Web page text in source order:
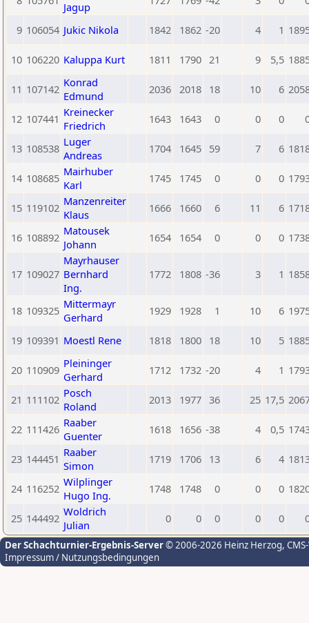
Jagup
9 106054 Jukic Nikola 1842 1862 -20 4 1
10 106220 Kaluppa Kurt 1811 1790 21 9 5,5
11 107142 Konrad
Edmund
2036 2018 18 10 6
12 107441 Kreinecker
Friedrich
1643 1643 0 0 0
13 108538 Luger
Andreas
1704 1645 59 7 6
14 108685 Mairhuber
Karl
1745 1745 0 0 0
15 119102 Manzenreiter
Klaus
1666 1660 6 11 6
16 108892 Matousek
Johann
1654 1654 0 0 0
17 109027
Mayrhauser
Bernhard
Ing.
1772 1808 -36 3 1
18 109325 Mittermayr
Gerhard
1929 1928 1 10 6
19 109391 Moestl Rene 1818 1800 18 10 5
20 110909 Pleininger
Gerhard
1712 1732 -20 4 1
21 111102 Posch
Roland
2013 1977 36 25 17,5
22 111426 Raaber
Guenter
1618 1656 -38 4 0,5
23 144451 Raaber
Simon
1719 1706 13 6 4
24 116252 Wilplinger
Hugo Ing.
1748 1748 0 0 0
25 144492 Woldrich
Julian
0 0 0 0 0
Der Schachturnier-Ergebnis-Server© 2006-2026 Heinz Herzog,
Impressum / Nutzungsbedingungen